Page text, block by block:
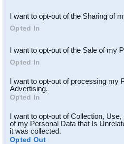
Downstream Participants
third parties.
I want to opt-out of the Sharing of
Opted In
I want to opt-out of the Sale of my
Opted In
I want to opt-out of processing my
Advertising.
Opted In
I want to opt-out of Collection,
of my Personal Data that Is
it was collected.
Opted Out